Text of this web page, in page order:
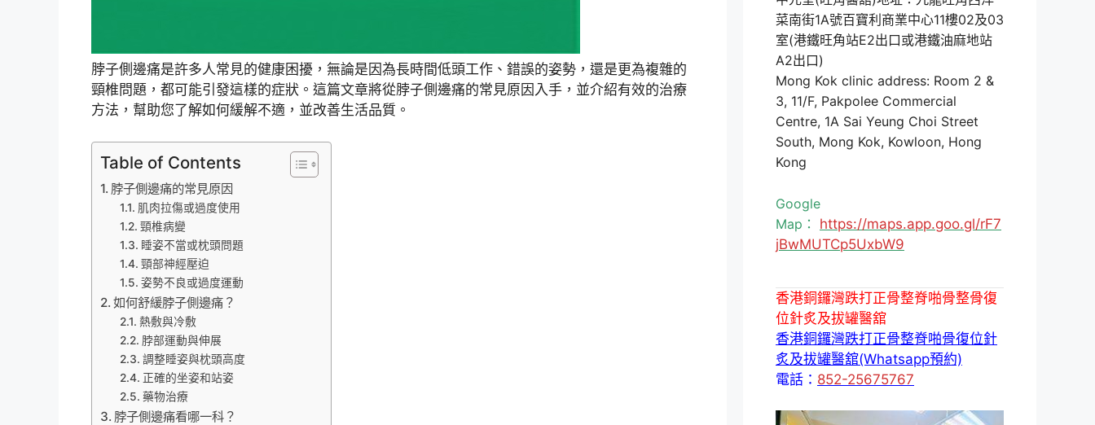
脖子側邊痛是許多人常見的健康困擾，無論是因為長時間低頭工作、錯誤的姿勢，還是更為複雜的
頸椎問題，都可能引發這樣的症狀。這篇文章將從脖子側邊痛的常見原因入手，並介紹有效的治療
方法，幫助您了解如何緩解不適，並改善生活品質。
Table of Contents
脖子側邊痛的常見原因
肌肉拉傷或過度使用
頸椎病變
睡姿不當或枕頭問題
頸部神經壓迫
姿勢不良或過度運動
如何舒緩脖子側邊痛？
熱敷與冷敷
脖部運動與伸展
調整睡姿與枕頭高度
正確的坐姿和站姿
藥物治療
脖子側邊痛看哪一科？
菜南街1A號百寶利商業中心11樓02及03
室(港鐵旺角站E2出口或港鐵油麻地站
A2出口)
Mong Kok clinic address: Room 2 &
3, 11/F, Pakpolee Commercial
Centre, 1A Sai Yeung Choi Street
South, Mong Kok, Kowloon, Hong
Kong
Google
Map： https://maps.app.goo.gl/rF7
jBwMUTCp5UxbW9
香港銅鑼灣跌打正骨整脊啪骨整骨復
位針炙及拔罐醫舘
香港銅鑼灣跌打正骨整脊啪骨復位針
炙及拔罐醫舘(Whatsapp預約)
電話： 852-25675767